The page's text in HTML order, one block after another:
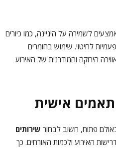
לשמירה על היגיינה, כמו כיורים
לחיטוי. שימוש בחומרים
הירוקה והמודרנית של האירוע
אישית
פתוח, חשוב לבחור שירותים
האירוע ולכמות האורחים. כך